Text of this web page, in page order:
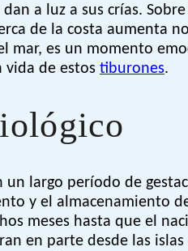
a luz a sus crías.
de la costa aumenta
mar, es un momento
vida de estos tiburones.
un largo período de
y el almacenamiento
meses hasta que el
en parte desde las